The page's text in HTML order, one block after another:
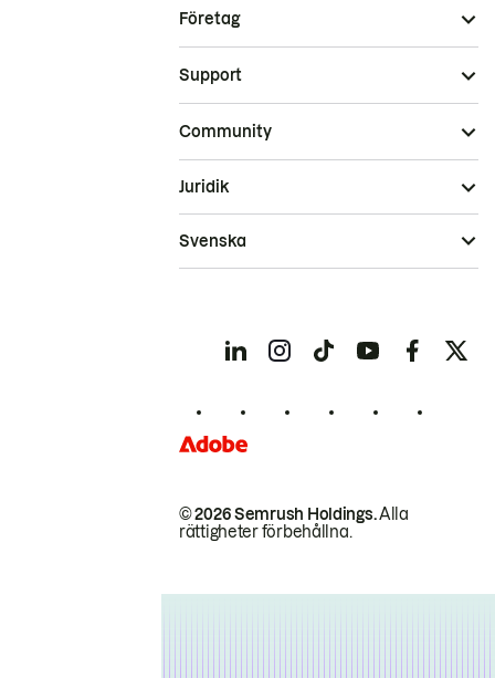
Företag
Support
Community
© 2026 Semrush Holdings.Alla
rättigheter förbehållna.
Juridik
Svenska